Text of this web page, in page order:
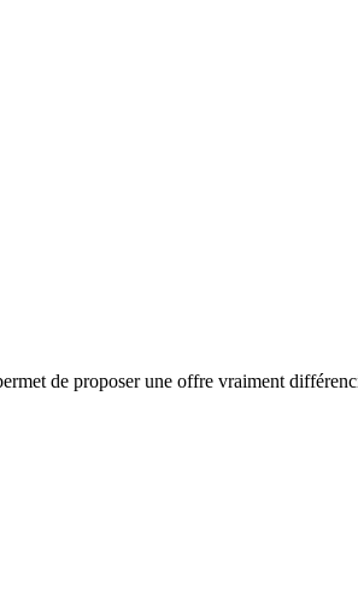
de proposer une offre vraiment